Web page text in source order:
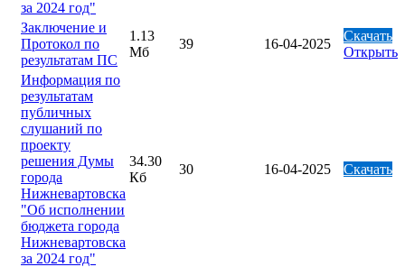
за 2024 год"
Заключение и
Протокол по
результатам ПС
1.13
Мб
39 16-04-2025
Скачать
Открыть
Информация по
результатам
публичных
слушаний по
проекту
решения Думы
города
Нижневартовска
"Об исполнении
бюджета города
Нижневартовска
за 2024 год"
34.30
Кб
30 16-04-2025 Скачать